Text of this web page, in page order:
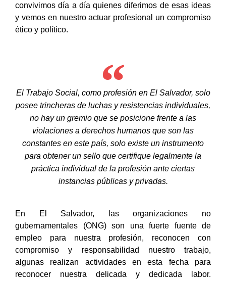
convivimos día a día quienes diferimos de esas ideas
y vemos en nuestro actuar profesional un compromiso
ético y político.
El Trabajo Social, como profesión en El Salvador, solo
posee trincheras de luchas y resistencias individuales,
no hay un gremio que se posicione frente a las
violaciones a derechos humanos que son las
constantes en este país, solo existe un instrumento
para obtener un sello que certifique legalmente la
práctica individual de la profesión ante ciertas
instancias públicas y privadas.
En El Salvador, las organizaciones no
gubernamentales (ONG) son una fuerte fuente de
empleo para nuestra profesión, reconocen con
compromiso y responsabilidad nuestro trabajo,
algunas realizan actividades en esta fecha para
reconocer nuestra delicada y dedicada labor.